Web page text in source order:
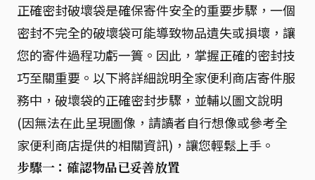
正確密封破壞袋是確保寄件安全的重要步驟，一個
密封不完全的破壞袋可能導致物品遺失或損壞，讓
您的寄件過程功虧一簣。因此，掌握正確的密封技
巧至關重要。以下將詳細說明全家便利商店寄件服
務中，破壞袋的正確密封步驟，並輔以圖文說明
(因無法在此呈現圖像，請讀者自行想像或參考全
家便利商店提供的相關資訊)，讓您輕鬆上手。
步驟一：確認物品已妥善放置